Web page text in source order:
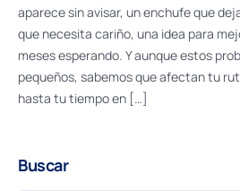
aparece sin avisar, un enchufe que
que necesita cariño, una idea para
meses esperando. Y aunque estos
pequeños, sabemos que afectan tu
hasta tu tiempo en […]
Buscar